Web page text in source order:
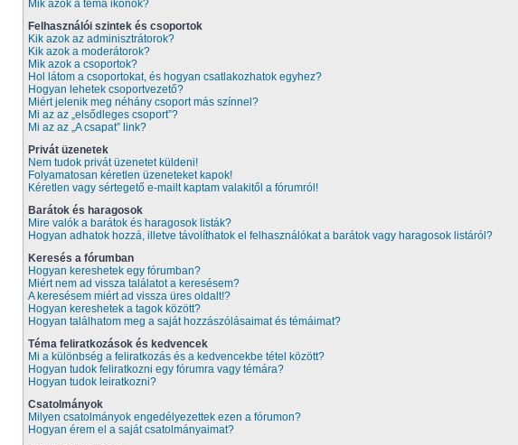
Mik azok a téma ikonok?
Felhasználói szintek és csoportok
Kik azok az adminisztrátorok?
Kik azok a moderátorok?
Mik azok a csoportok?
Hol látom a csoportokat, és hogyan csatlakozhatok egyhez?
Hogyan lehetek csoportvezető?
Miért jelenik meg néhány csoport más színnel?
Mi az az „elsődleges csoport”?
Mi az az „A csapat” link?
Privát üzenetek
Nem tudok privát üzenetet küldeni!
Folyamatosan kéretlen üzeneteket kapok!
Kéretlen vagy sértegető e-mailt kaptam valakitől a fórumról!
Barátok és haragosok
Mire valók a barátok és haragosok listák?
Hogyan adhatok hozzá, illetve távolíthatok el felhasználókat a barátok vagy haragosok listáról?
Keresés a fórumban
Hogyan kereshetek egy fórumban?
Miért nem ad vissza találatot a keresésem?
A keresésem miért ad vissza üres oldalt!?
Hogyan kereshetek a tagok között?
Hogyan találhatom meg a saját hozzászólásaimat és témáimat?
Téma feliratkozások és kedvencek
Mi a különbség a feliratkozás és a kedvencekbe tétel között?
Hogyan tudok feliratkozni egy fórumra vagy témára?
Hogyan tudok leiratkozni?
Csatolmányok
Milyen csatolmányok engedélyezettek ezen a fórumon?
Hogyan érem el a saját csatolmányaimat?